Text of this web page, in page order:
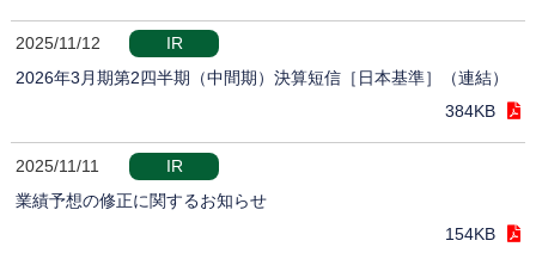
2025/11/12
IR
2026年3月期第2四半期（中間期）決算短信［日本基準］（連結）
384KB
2025/11/11
IR
業績予想の修正に関するお知らせ
154KB